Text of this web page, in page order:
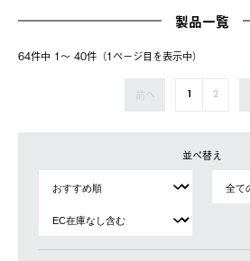
製品一覧
64件中 1〜 40件（1ページ⽬を表⽰中）
前へ 1 2
並べ替え